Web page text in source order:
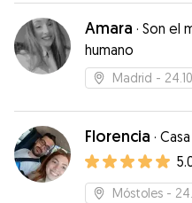
Amara · Son el
humano
Madrid -
Florencia ·
Móstoles -